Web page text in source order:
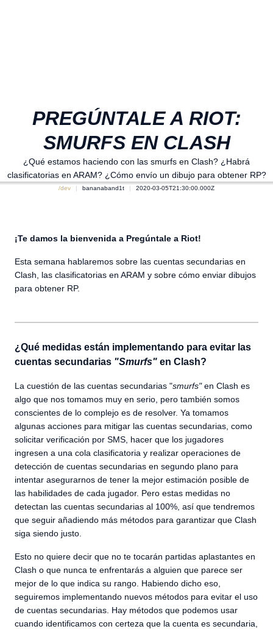
PREGÚNTALE A RIOT:
SMURFS EN CLASH
¿Qué estamos haciendo con las smurfs en Clash? ¿Habrá
clasificatorias en ARAM? ¿Cómo envío un dibujo para obtener RP?
/dev bananaband1t 2020-03-05T21:30:00.000Z
¡Te damos la bienvenida a Pregúntale a Riot!
Esta semana hablaremos sobre las cuentas secundarias en
Clash, las clasificatorias en ARAM y sobre cómo enviar dibujos
para obtener RP.
¿Qué medidas están implementando para evitar las
cuentas secundarias "Smurfs" en Clash?
La cuestión de las cuentas secundarias "smurfs"en Clash es
algo que nos tomamos muy en serio, pero también somos
conscientes de lo complejo es de resolver. Ya tomamos
algunas acciones para mitigar las cuentas secundarias, como
solicitar verificación por SMS, hacer que los jugadores
ingresen a una cola clasificatoria y realizar operaciones de
detección de cuentas secundarias en segundo plano para
intentar asegurarnos de tener la mejor estimación posible de
las habilidades de cada jugador. Pero estas medidas no
detectan las cuentas secundarias al 100%, así que tendremos
que seguir añadiendo más métodos para garantizar que Clash
siga siendo justo.
Esto no quiere decir que no te tocarán partidas aplastantes en
Clash o que nunca te enfrentarás a alguien que parece ser
mejor de lo que indica su rango. Habiendo dicho eso,
seguiremos implementando nuevos métodos para evitar el uso
de cuentas secundarias. Hay métodos que podemos usar
cuando identificamos con certeza que la cuenta es secundaria,